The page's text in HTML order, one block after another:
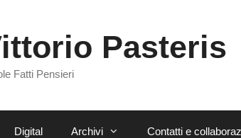
Pasteris
Fatti Pensieri
Digital Archivi Contatti e